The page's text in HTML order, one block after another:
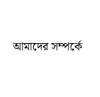
আমাদের সম্পর্কে